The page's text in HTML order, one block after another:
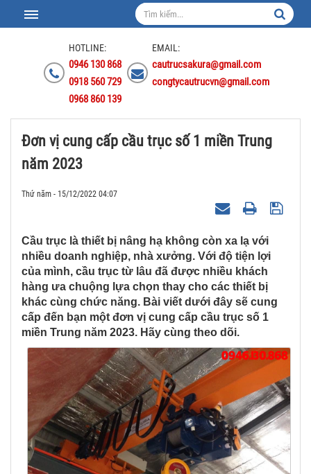
HOTLINE:
0946 130 868
0918 560 729
0968 860 139
EMAIL:
cautrucsakura@gmail.com
congtycautrucvn@gmail.com
Đơn vị cung cấp cầu trục số 1 miền Trung
năm 2023
Thứ năm - 15/12/2022 04:07
Cầu trục là thiết bị nâng hạ không còn xa lạ với
nhiều doanh nghiệp, nhà xưởng. Với độ tiện lợi
của mình, cầu trục từ lâu đã được nhiều khách
hàng ưa chuộng lựa chọn thay cho các thiết bị
khác cùng chức năng. Bài viết dưới đây sẽ cung
cấp đến bạn một đơn vị cung cấp cầu trục số 1
miền Trung năm 2023. Hãy cùng theo dõi.